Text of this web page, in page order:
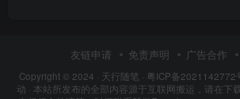
友链申请 免责声明 广告合作
Copyright © 2024 · 天行随笔 · 粤ICP备2021142772
动 · 本站所发布的全部内容源于互联网搬运，请在下